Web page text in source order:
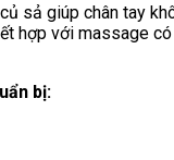
sả giúp chân tay
hợp với massage
bị: